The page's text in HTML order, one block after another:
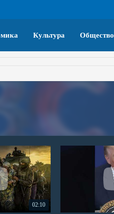
Культура Общество
02:10